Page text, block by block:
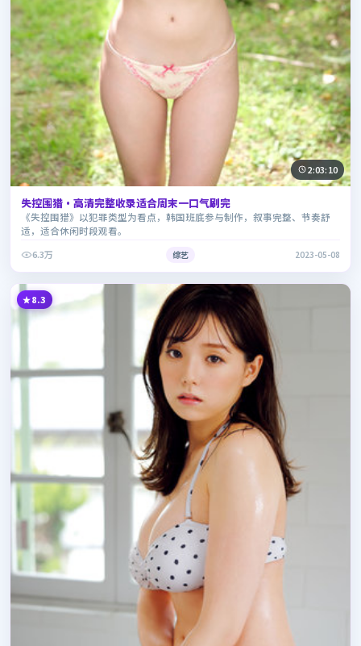
2:03:10
失控围猎·高清完整收录适合周末一口气刷完
《失控围猎》以犯罪类型为看点，韩国班底参与制作，叙事完整、节奏舒
适，适合休闲时段观看。
6.3万
综艺 2023-05-08
8.3